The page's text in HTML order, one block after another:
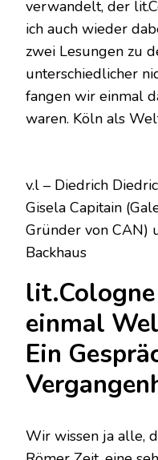
verwandelt, der
ich auch wieder
zwei Lesungen zu
unterschiedlicher
fangen wir einmal
waren. Köln als
v.l – Diedrich
Gisela Capitain
Gründer von CAN)
Backhaus
einmal
Ein
Wir wissen ja alle,